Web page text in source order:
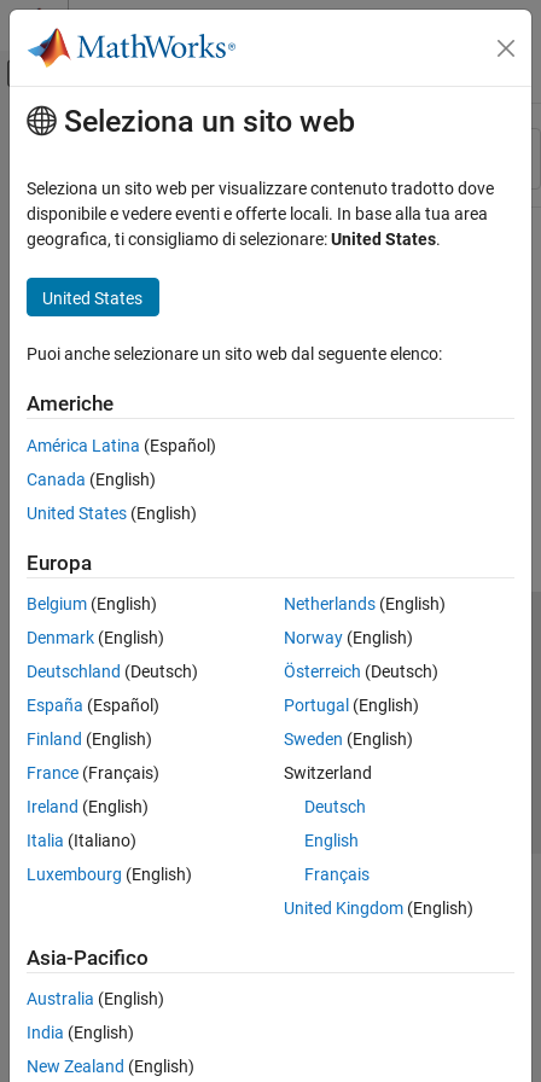
Vai al contenuto
Attiva/disattiva menu di navigazione
Risorsa
Stato
Contenuto principale
Seleziona un sito web
Seleziona un sito web per visualizzare contenuto tradotto dove
disponibile e vedere eventi e offerte locali. In base alla tua area
geografica, ti consigliamo di selezionare:United States.
United States
Puoi anche selezionare un sito web dal seguente elenco:
Americhe
América Latina (Español)
Canada (English)
United States (English)
Europa
Belgium (English)
Denmark (English)
Deutschland (Deutsch)
España (Español)
Finland (English)
France (Français)
Ireland (English)
Italia (Italiano)
Luxembourg (English)
Netherlands(English)
Norway(English)
Österreich (Deutsch)
Portugal (English)
Sweden (English)
Switzerland
Deutsch
English
Français
United Kingdom(English)
Asia-Pacifico
Australia (English)
India (English)
New Zealand (English)
Centro di fiducia
Informativa sulla privacy
Antipirateria
Stato dell'applicazione
Contatti
© 1994-2026 The MathWorks, Inc.